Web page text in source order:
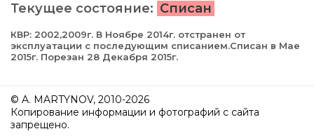
Текущее состояние: Списан
КВР: 2002,2009г. В Ноябре 2014г. отстранен от
эксплуатации с последующим списанием.Списан в Мае
2015г. Порезан 28 Декабря 2015г.
© A. MARTYNOV, 2010-2026
Копирование информации и фотографий с сайта
запрещено.